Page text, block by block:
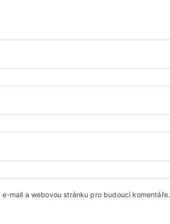
mail a webovou stránku pro budoucí komentáře.